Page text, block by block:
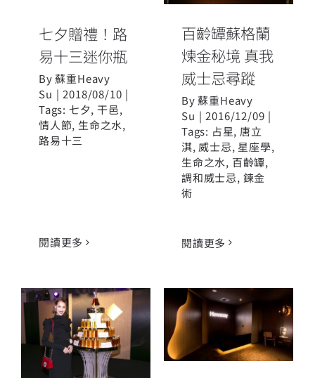
七夕贈禮！路
易十三迷你瓶
By蘇重Heavy
Su | 2018/08/10 |
Tags: 七夕,干邑,
情人節, 生命之水,
路易十三
閱讀更多
百齡罈蘇格蘭
煉金秘境 真我
威士忌尋蹤
By蘇重Heavy
Su | 2016/12/09 |
Tags: 占星, 唐立
淇, 威士忌, 星座學,
生命之水, 百齡罈,
調和威士忌, 鍊金
術
閱讀更多
軒尼詩百樂廷
皇禧 極致優雅
軒尼詩X.O私人
會所 愈欣賞 愈
懂欣賞